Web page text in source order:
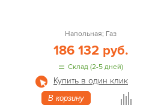
Напольная; Газ
186 132 руб.
Склад (2-5 дней)
Купить в один клик
В корзину